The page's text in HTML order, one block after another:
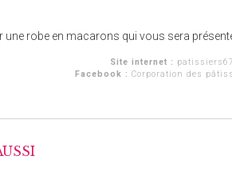
une robe en macarons qui vous sera
Site internet :
Facebook : Corporation des